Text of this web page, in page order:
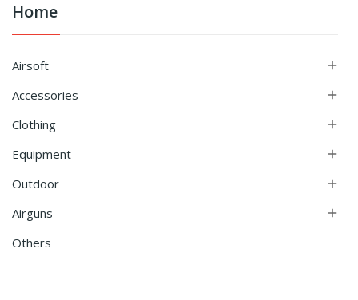
Home
Airsoft 
Accessories 
Clothing 
Equipment 
Outdoor 
Airguns 
Others